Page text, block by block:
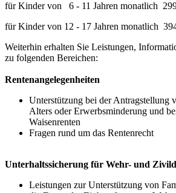
für Kinder von 6 - 11 Jahren monatlich
für Kinder von 12 - 17 Jahren monatlich
Weiterhin erhalten Sie Leistungen,
zu folgenden Bereichen:
Rentenangelegenheiten
Unterstützung bei der Antragstellung
Alters oder Erwerbsminderung und
Waisenrenten
Fragen rund um das Rentenrecht
Unterhaltssicherung für Wehr- und
Leistungen zur Unterstützung von